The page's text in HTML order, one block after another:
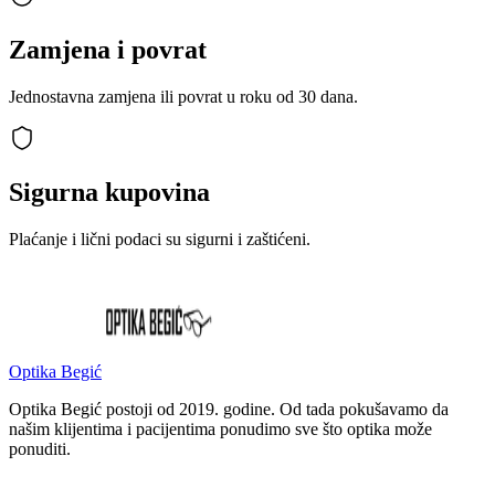
Zamjena i povrat
Jednostavna zamjena ili povrat u roku od 30 dana.
Sigurna kupovina
Plaćanje i lični podaci su sigurni i zaštićeni.
Optika Begić
Optika Begić postoji od 2019. godine. Od tada pokušavamo da
našim klijentima i pacijentima ponudimo sve što optika može
ponuditi.